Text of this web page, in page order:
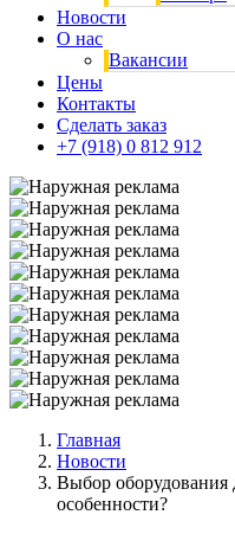
Новости
О нас
Вакансии
Цены
Контакты
Сделать заказ
+7 (918) 0 812 912
Главная
Новости
Выбор
особенности?